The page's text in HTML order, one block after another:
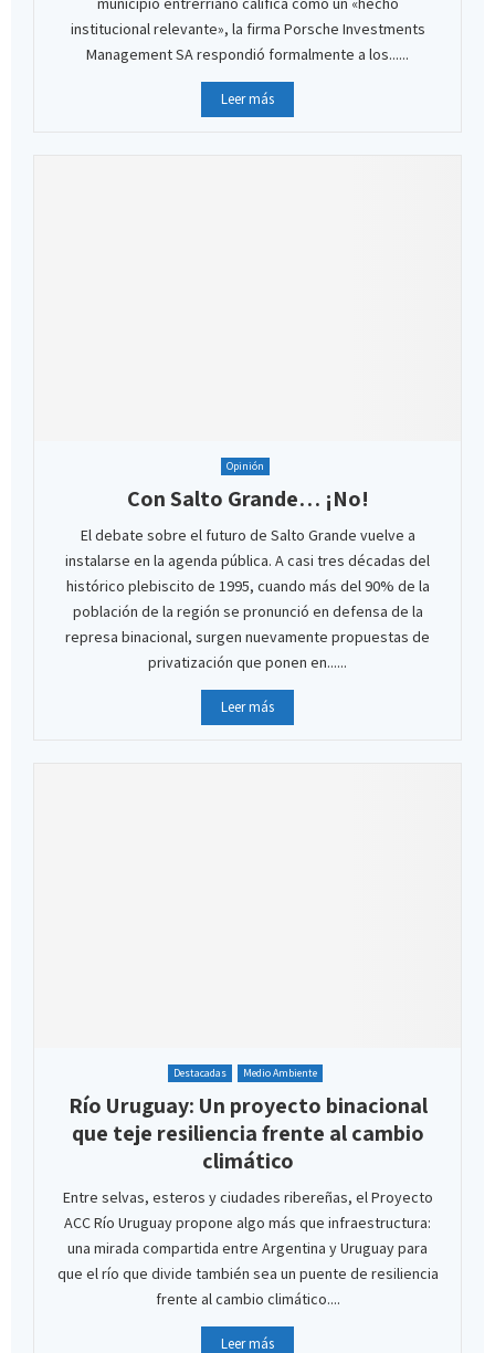
institucional relevante», la firma Porsche Investments
Management SA respondió formalmente a los......
Leer más
Opinión
Con Salto Grande… ¡No!
El debate sobre el futuro de Salto Grande vuelve a
instalarse en la agenda pública. A casi tres décadas del
histórico plebiscito de 1995, cuando más del 90% de la
población de la región se pronunció en defensa de la
represa binacional, surgen nuevamente propuestas de
privatización que ponen en......
Leer más
Destacadas Medio Ambiente
Río Uruguay: Un proyecto binacional
que teje resiliencia frente al cambio
climático
Entre selvas, esteros y ciudades ribereñas, el Proyecto
ACC Río Uruguay propone algo más que infraestructura:
una mirada compartida entre Argentina y Uruguay para
que el río que divide también sea un puente de resiliencia
frente al cambio climático....
Leer más